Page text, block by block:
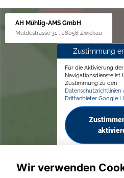
AH Mühlig-AMS GmbH
Muldestrasse 31 , 08056 Zwickau
Zustimmung
Für die Aktivierung
Navigationsdienste ist
Zustimmung zu den
Datenschutzrichtlinien
Drittanbieter Google
Wir verwenden